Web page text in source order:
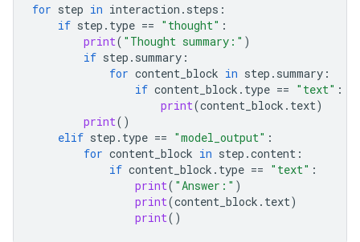
for step in interaction . steps :
if step . type == "thought" :
print( "Thought summary:" )
if step . summary :
for content_block in step . summary :
if content_block . type == "text" :
print(content_block . text)
print()
elif step . type == "model_output" :
for content_block in step .content :
if content_block . type == "text" :
print( "Answer:" )
print(content_block . text)
print()